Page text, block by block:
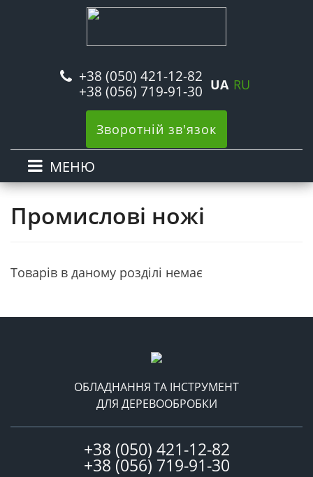
+38 (050) 421-12-82
+38 (056) 719-91-30 UA RU
Зворотній зв'язок
МЕНЮ
Промислові ножі
Товарів в даному розділі немає
ОБЛАДНАННЯ ТА ІНСТРУМЕНТ
ДЛЯ ДЕРЕВООБРОБКИ
+38 (050) 421-12-82
+38 (056) 719-91-30